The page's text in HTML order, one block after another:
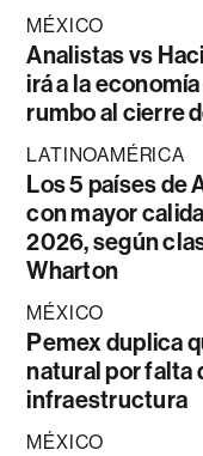
MÉXICO
Analistas vs
irá a la
rumbo al cierre
LATINOAMÉRICA
Los 5 países de
con mayor
2026, según
Wharton
MÉXICO
Pemex duplica
natural por falta
infraestructura
MÉXICO